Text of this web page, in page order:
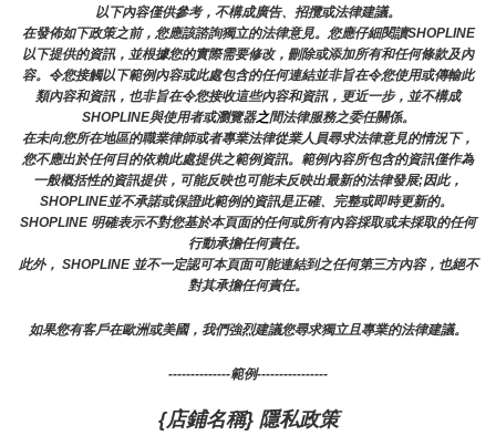
以下內容僅供參考，不構成廣告、招攬或法律建議。
在發佈如下政策之前，您應該諮詢獨立的法律意見。您應仔細閱讀SHOPLINE
以下提供的資訊，並根據您的實際需要修改，刪除或添加所有和任何條款及內
容。令您接觸以下範例內容或此處包含的任何連結並非旨在令您使用或傳輸此
類內容和資訊，也非旨在令您接收這些內容和資訊，更近一步，並不構成
SHOPLINE與使用者或瀏覽器之間法律服務之委任關係。
在未向您所在地區的職業律師或者專業法律從業人員尋求法律意見的情況下，
您不應出於任何目的依賴此處提供之範例資訊。範例內容所包含的資訊僅作為
一般概括性的資訊提供，可能反映也可能未反映出最新的法律發展;因此，
SHOPLINE並不承諾或保證此範例的資訊是正確、完整或即時更新的。
SHOPLINE 明確表示不對您基於本頁面的任何或所有內容採取或未採取的任何
行動承擔任何責任。
此外， SHOPLINE 並不一定認可本頁面可能連結到之任何第三方內容，也絕不
對其承擔任何責任。
如果您有客戶在歐洲或美國，我們強烈建議您尋求獨立且專業的法律建議。
--------------範例----------------
{店鋪名稱} 隱私政策